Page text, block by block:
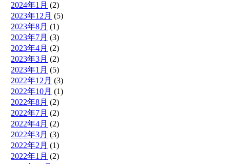
2024年1月 (2)
2023年12月 (5)
2023年8月 (1)
2023年7月 (3)
2023年4月 (2)
2023年3月 (2)
2023年1月 (5)
2022年12月 (3)
2022年10月 (1)
2022年8月 (2)
2022年7月 (2)
2022年4月 (2)
2022年3月 (3)
2022年2月 (1)
2022年1月 (2)